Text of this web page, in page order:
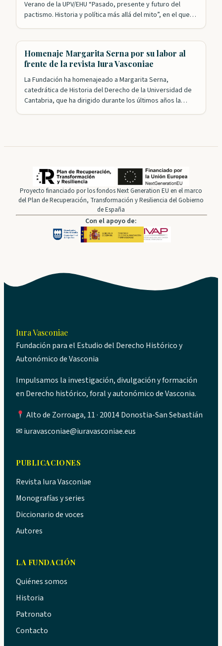
Verano de la UPV/EHU “Pasado, presente y futuro del
pactismo. Historia y política más allá del mito”, en el que
Homenaje Margarita Serna por su labor al
frente de la revista Iura Vasconiae
La Fundación ha homenajeado a Margarita Serna,
catedrática de Historia del Derecho de la Universidad de
Cantabria, que ha dirigido durante los últimos años la
Proyecto financiado por los fondos Next Generation EU en el marco
del Plan de Recuperación, Transformación y Resiliencia del Gobierno
de España
Con el apoyo de:
Iura Vasconiae
Fundación para el Estudio del Derecho Histórico y
Autonómico de Vasconia
Impulsamos la investigación, divulgación y formación
en Derecho histórico, foral y autonómico de Vasconia.
Alto de Zorroaga, 11 · 20014 Donostia-San Sebastián
✉iuravasconiae@iuravasconiae.eus
PUBLICACIONES
Revista Iura Vasconiae
Monografías y series
Diccionario de voces
Autores
LA FUNDACIÓN
Quiénes somos
Historia
Patronato
Contacto